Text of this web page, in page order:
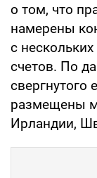
о том, что
намерены
с
счетов. По
свергнутого
размещены
Ирландии,